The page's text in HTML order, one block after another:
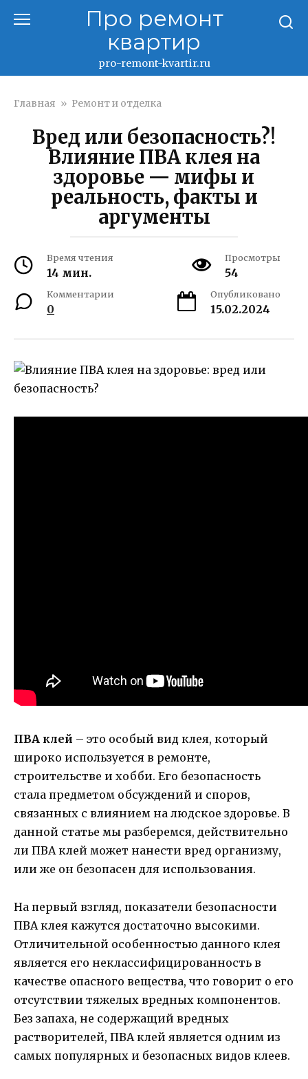
Про ремонт
квартир
pro-remont-kvartir.ru
Главная » Ремонт и отделка
Вред или безопасность?!
Влияние ПВА клея на
здоровье — мифы и
реальность, факты и
аргументы
Время чтения
14 мин.
Просмотры
54
Комментарии
0
Опубликовано
15.02.2024
ПВА клей – это особый вид клея, который
широко используется в ремонте,
строительстве и хобби. Его безопасность
стала предметом обсуждений и споров,
связанных с влиянием на людское здоровье. В
данной статье мы разберемся, действительно
ли ПВА клей может нанести вред организму,
или же он безопасен для использования.
На первый взгляд, показатели безопасности
ПВА клея кажутся достаточно высокими.
Отличительной особенностью данного клея
является его неклассифицированность в
качестве опасного вещества, что говорит о его
отсутствии тяжелых вредных компонентов.
Без запаха, не содержащий вредных
растворителей, ПВА клей является одним из
самых популярных и безопасных видов клеев.